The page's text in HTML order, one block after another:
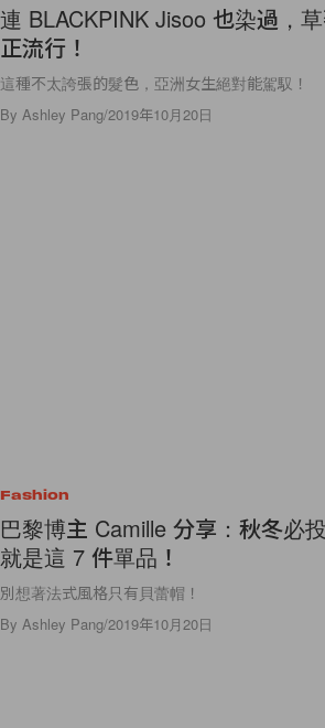
連 BLACKPINK Jisoo 也染過，
正流行！
這種不太誇張的髮色，亞洲女生絕對能駕馭！
By Ashley Pang/2019年10月20日
Fashion
巴黎博主 Camille 分享：秋冬必
就是這 7 件單品！
別想著法式風格只有貝蕾帽！
By Ashley Pang/2019年10月20日